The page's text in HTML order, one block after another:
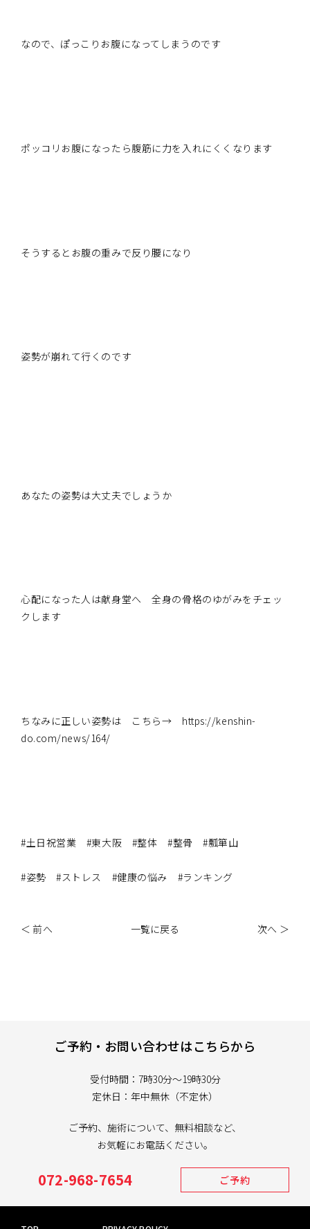
なので、ぽっこりお腹になってしまうのです
ポッコリお腹になったら腹筋に力を入れにくくなります
そうするとお腹の重みで反り腰になり
姿勢が崩れて行くのです
あなたの姿勢は大丈夫でしょうか
心配になった人は献身堂へ 全身の骨格のゆがみをチェッ
クします
ちなみに正しい姿勢は こちら→ https://kenshin-
do.com/news/164/
#土日祝営業 #東大阪 #整体 #整骨 #瓢箪山
#姿勢 #ストレス #健康の悩み #ランキング
＜ 前へ 一覧に戻る 次へ ＞
ご予約・お問い合わせはこちらから
受付時間：7時30分～19時30分
定休日：年中無休（不定休）
ご予約、施術について、無料相談など、
お気軽にお電話ください。
072-968-7654 ご予約